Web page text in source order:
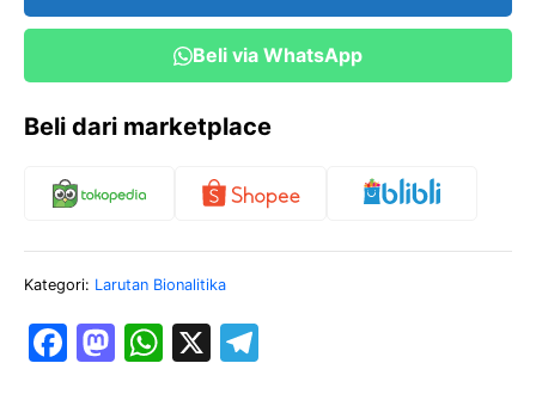
Liter)
Beli via WhatsApp
Beli dari marketplace
Kategori: Larutan Bionalitika
F
M W X